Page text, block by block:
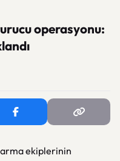
operasyonu:
ekiplerinin